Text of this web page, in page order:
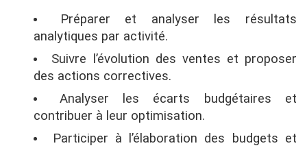
Préparer et analyser les résultats
analytiques par activité.
Suivre l’évolution des ventes et proposer
des actions correctives.
Analyser les écarts budgétaires et
contribuer à leur optimisation.
Participer à l’élaboration des budgets et